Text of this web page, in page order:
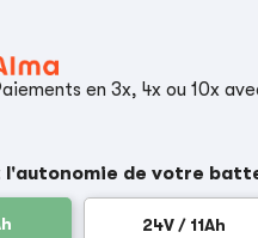
en 3x, 4x ou 10x
l'autonomie de votre
24V / 11Ah